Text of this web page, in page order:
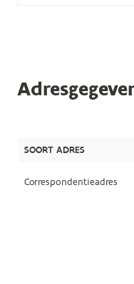
SOORT ADRES
Correspondentieadres